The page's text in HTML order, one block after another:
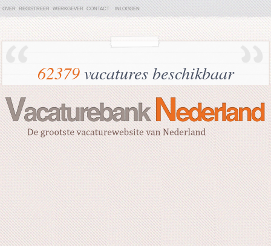
OVER REGISTREER WERKGEVER CONTACT INLOGGEN
62379vacatures beschikbaar